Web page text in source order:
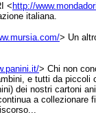
< http://
italiana.
> Un
> Chi non
e tutti da piccoli
dei nostri cartoni
a collezionare